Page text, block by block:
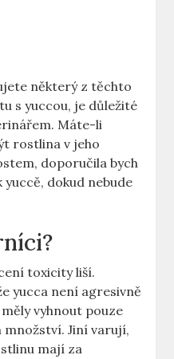
některý z těchto
s yuccou, je důležité
Máte-li
rostlina v jeho
doporučila bych
dokud nebude
toxicity liší.
yucca není agresivně
vyhnout pouze
Jiní varují,
mají za